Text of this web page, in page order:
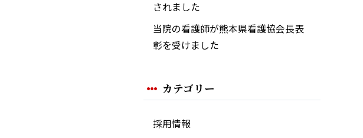
されました
当院の看護師が熊本県看護協会長表
彰を受けました
カテゴリー
採用情報